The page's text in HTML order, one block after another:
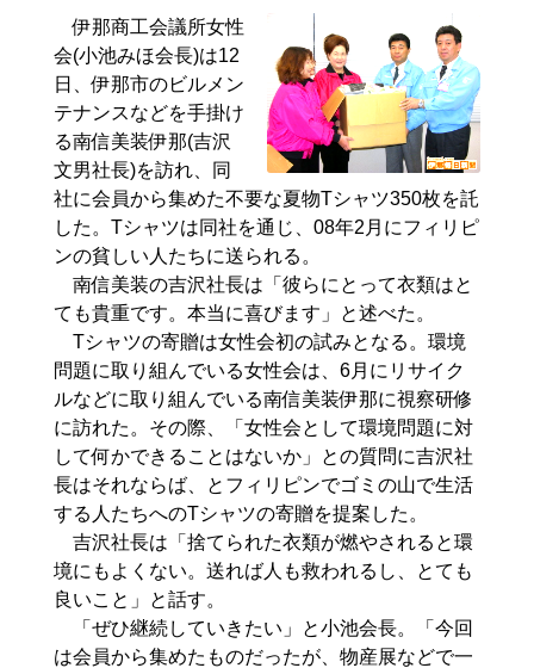
伊那商工会議所女性
会(小池みほ会長)は12
日、伊那市のビルメン
テナンスなどを手掛け
る南信美装伊那(吉沢
文男社長)を訪れ、同
社に会員から集めた不要な夏物Tシャツ350枚を託
した。Tシャツは同社を通じ、08年2月にフィリピ
ンの貧しい人たちに送られる。
南信美装の吉沢社長は「彼らにとって衣類はと
ても貴重です。本当に喜びます」と述べた。
Tシャツの寄贈は女性会初の試みとなる。環境
問題に取り組んでいる女性会は、6月にリサイク
ルなどに取り組んでいる南信美装伊那に視察研修
に訪れた。その際、「女性会として環境問題に対
して何かできることはないか」との質問に吉沢社
長はそれならば、とフィリピンでゴミの山で生活
する人たちへのTシャツの寄贈を提案した。
吉沢社長は「捨てられた衣類が燃やされると環
境にもよくない。送れば人も救われるし、とても
良いこと」と話す。
「ぜひ継続していきたい」と小池会長。「今回
は会員から集めたものだったが、物産展などで一